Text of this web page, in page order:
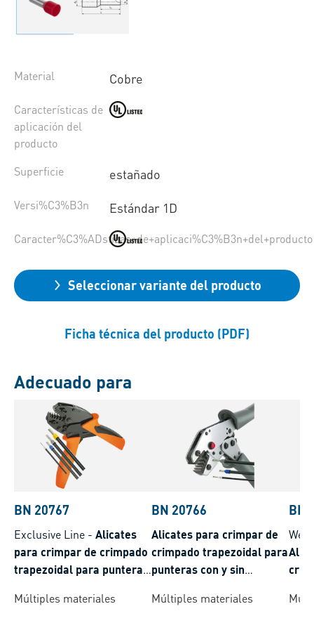
Material Cobre
Características de
aplicación del
producto
Superficie
estañado
Versi%C3%B3n Estándar 1D
Caracter%C3%ADsticas+de+aplicaci%C3%B3n+del+producto
Seleccionar variante del producto
Ficha técnica del producto (PDF)
Adecuado para
BN 20767
Exclusive Line - Alicates
para crimpar de crimpado
trapezoidal para punteras
Múltiples materiales
BN 20766
Alicates para crimpar de
crimpado trapezoidal para
punteras con y sin
Múltiples materiales
BN